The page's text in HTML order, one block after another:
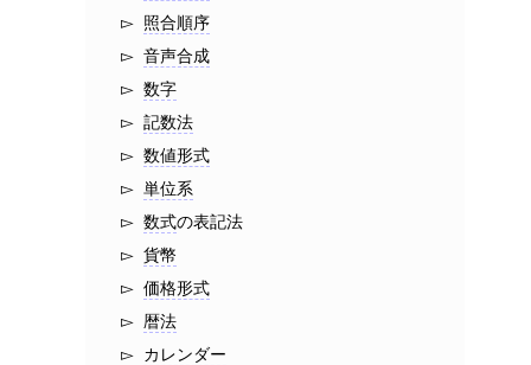
照合順序
音声合成
数字
記数法
数値形式
単位系
数式の表記法
貨幣
価格形式
暦法
カレンダー